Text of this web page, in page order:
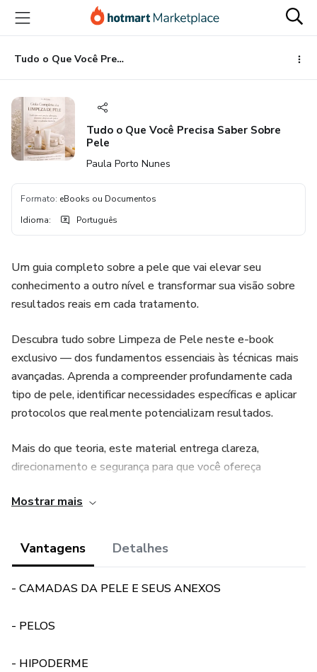
para
conteúdo
principal
para
pagamento
para
rodapé
Tudo o Que Você Precisa Saber Sobre Pele
Tudo o Que Você Precisa Saber Sobre
Pele
Paula Porto Nunes
Formato: eBooks ou Documentos
Idioma: Português
Um guia completo sobre a pele que vai elevar seu
conhecimento a outro nível e transformar sua visão sobre
resultados reais em cada tratamento.
Descubra tudo sobre Limpeza de Pele neste e-book
exclusivo — dos fundamentos essenciais às técnicas mais
avançadas. Aprenda a compreender profundamente cada
tipo de pele, identificar necessidades específicas e aplicar
protocolos que realmente potencializam resultados.
Mais do que teoria, este material entrega clareza,
direcionamento e segurança para que você ofereça
percebido.
resultados.
Mostrar mais
Vantagens Detalhes
- CAMADAS DA PELE E SEUS ANEXOS
- PELOS
- HIPODERME